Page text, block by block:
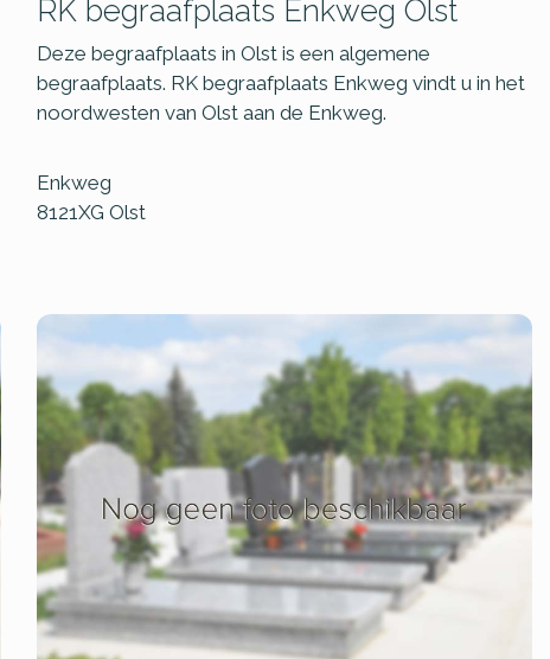
RK begraafplaats Enkweg Olst
Deze begraafplaats in Olst is een algemene
begraafplaats. RK begraafplaats Enkweg vindt u in het
noordwesten van Olst aan de Enkweg.
Enkweg
8121XG Olst